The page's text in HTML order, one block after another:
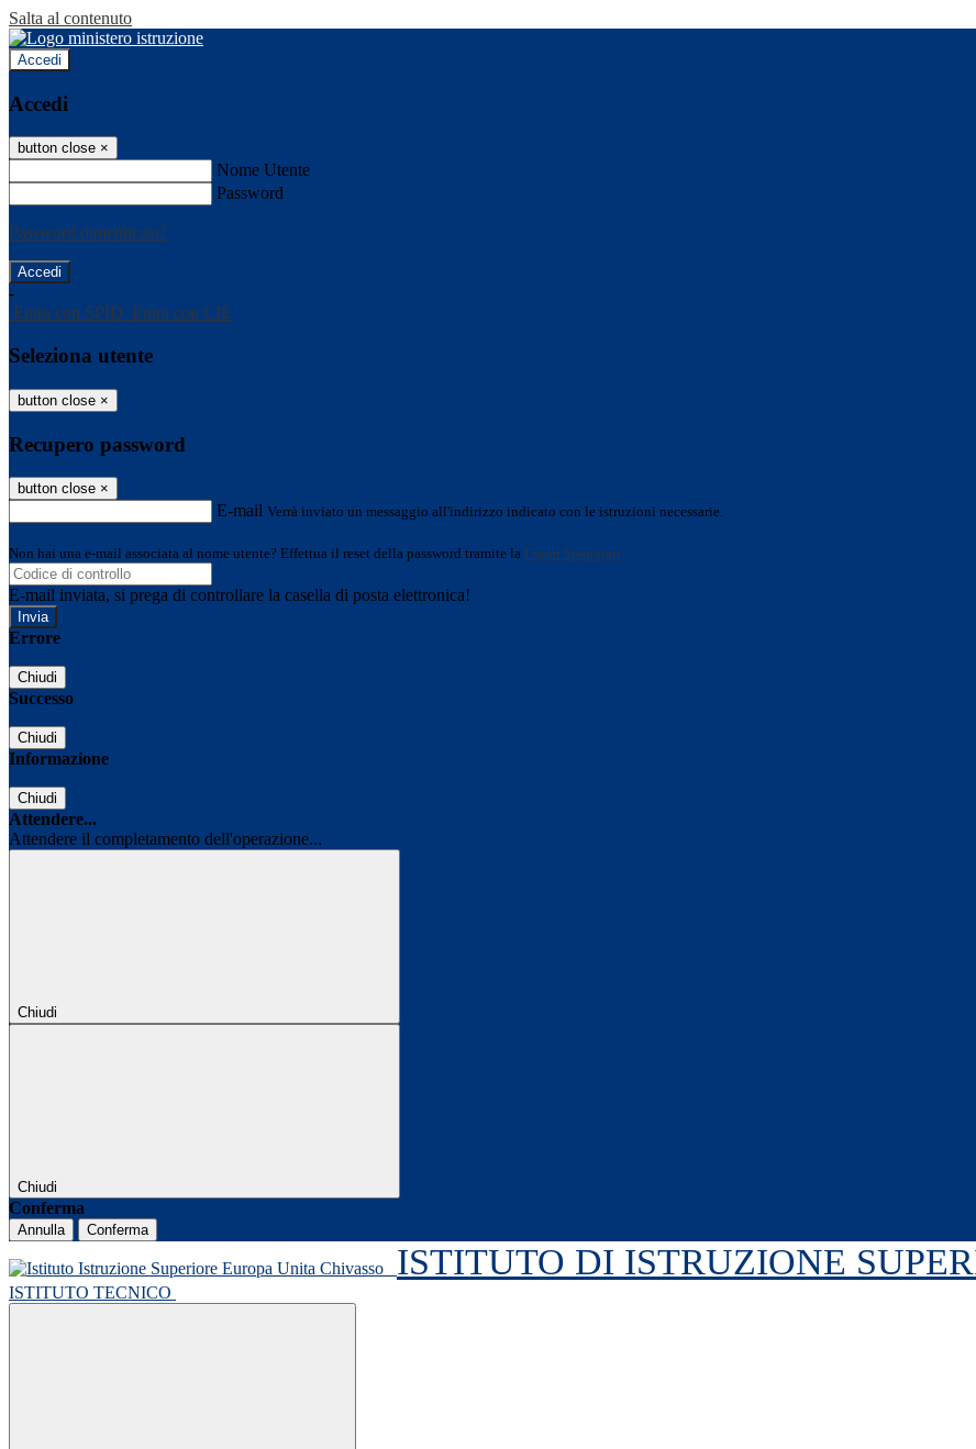
Salta al contenuto
Accedi
Accedi
button close ×
Nome Utente
Password
Password dimenticata?
-
Entra con SPID Entra con CIE
Seleziona utente
button close ×
Recupero password
button close ×
E-mail Verrà inviato un messaggio all'indirizzo indicato con le istruzioni necessarie.
Non hai una e-mail associata al nome utente? Effettua il reset della password tramite la Login Spaggiari
E-mail inviata, si prega di controllare la casella di posta elettronica!
Errore
Chiudi
Successo
Chiudi
Informazione
Chiudi
Attendere...
Attendere il completamento dell'operazione...
Chiudi
Chiudi
Conferma
Annulla Conferma
ISTITUTO DI ISTRUZIONE
ISTITUTO TECNICO